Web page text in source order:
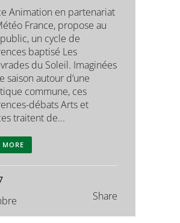
Animation en partenariat
France, propose au
un cycle de
baptisé Les
du Soleil. Imaginées
saison autour d’une
commune, ces
débats Arts et
traitent de...
MORE
Share